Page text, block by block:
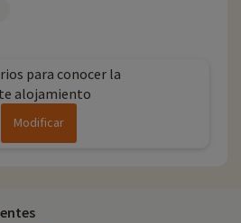
para conocer la
alojamiento
Modificar